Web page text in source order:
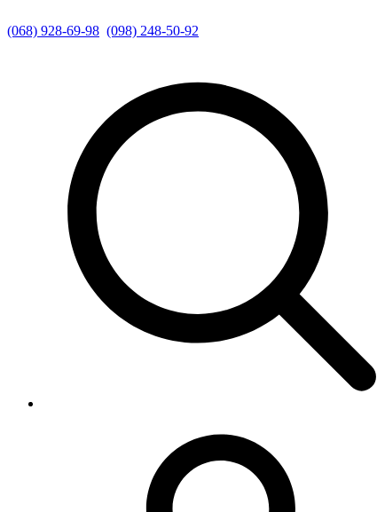
(068) 928-69-98 (098) 248-50-92